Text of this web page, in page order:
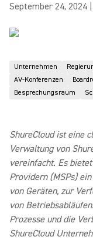
September 24, 2024
Unternehmen
AV-Konferenzen
Besprechungsraum
ShureCloud ist eine
Verwaltung von
vereinfacht. Es
Providern (MSPs)
von Geräten, zur
von
Prozesse und die
ShureCloud